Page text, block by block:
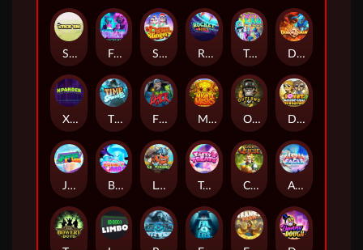
Stick'em Feel The Beat Snow Slingers Rocket Reels Twisted Lab Dragon’s Domain
Xpander Time Spinners Fire My Laser Mighty Masks Outlasw Inc Donut Division
Joker Bombs BOUNCY BOMBS Le Viking Tasty Treats Cash Quest Alpha Eagle